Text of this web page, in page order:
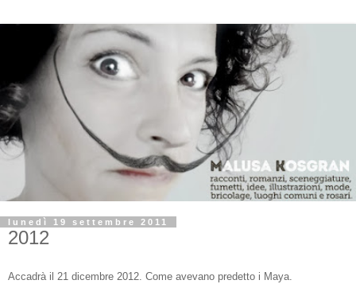
lunedì 19 settembre 2011
2012
Accadrà il 21 dicembre 2012. Come avevano predetto i Maya.